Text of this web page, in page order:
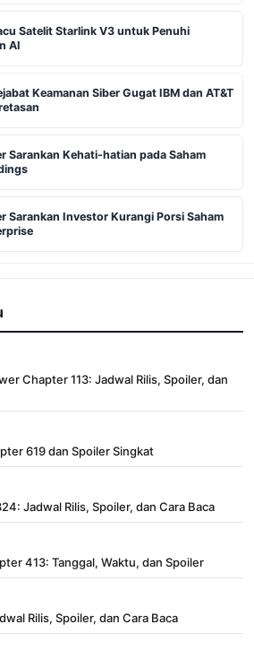
Satelit Starlink V3 untuk Penuhi
AI
Keamanan Siber Gugat IBM dan AT&T
Sarankan Kehati-hatian pada Saham
Sarankan Investor Kurangi Porsi Saham
Chapter 113: Jadwal Rilis, Spoiler, dan
619 dan Spoiler Singkat
Jadwal Rilis, Spoiler, dan Cara Baca
413: Tanggal, Waktu, dan Spoiler
Rilis, Spoiler, dan Cara Baca